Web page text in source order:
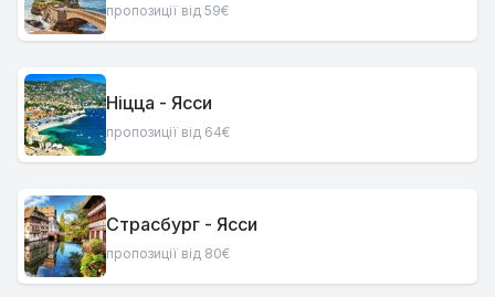
пропозиції від 59€
Ніцца - Ясси
пропозиції від 64€
Страсбург - Ясси
пропозиції від 80€